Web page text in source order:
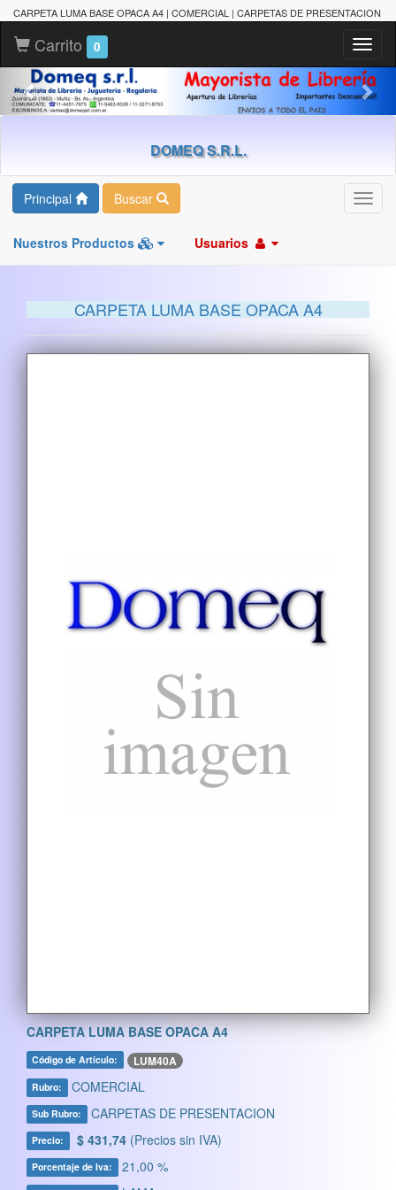
CARPETA LUMA BASE OPACA A4 | COMERCIAL | CARPETAS DE PRESENTACION
Carrito 0
DOMEQ S.R.L.
Principal Buscar
Nuestros Productos Usuarios
CARPETA LUMA BASE OPACA A4
CARPETA LUMA BASE OPACA A4
Código de Artículo: LUM40A
Rubro: COMERCIAL
Sub Rubro: CARPETAS DE PRESENTACION
Precio: $ 431,74 (Precios sin IVA)
Porcentaje de Iva: 21,00 %